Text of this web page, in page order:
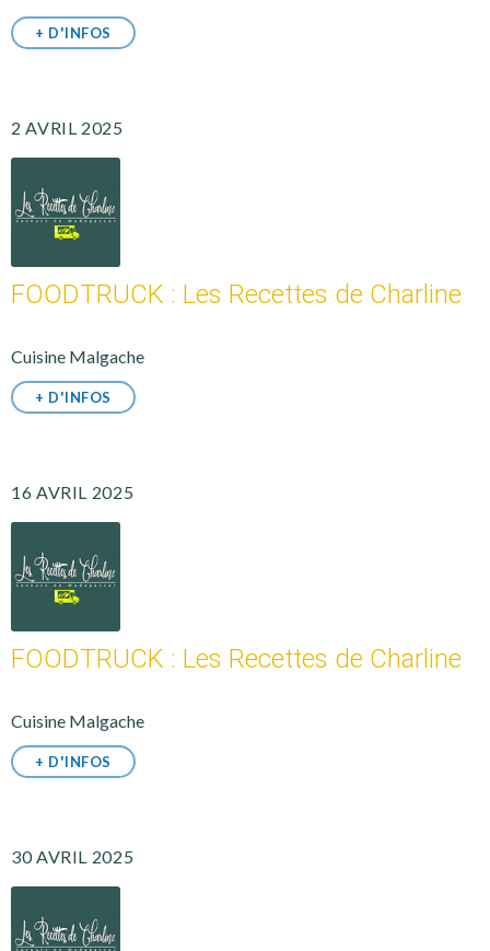
+ D'INFOS
2 AVRIL 2025
FOODTRUCK : Les Recettes de Charline
Cuisine Malgache
+ D'INFOS
16 AVRIL 2025
FOODTRUCK : Les Recettes de Charline
Cuisine Malgache
+ D'INFOS
30 AVRIL 2025